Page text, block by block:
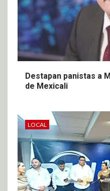
Destapan panistas a
de Mexicali
LOCAL